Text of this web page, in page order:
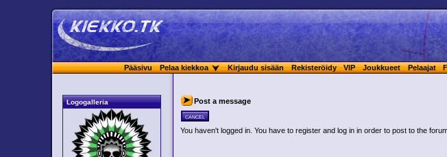
Pääsivu Pelaa kiekkoa Kirjaudu sisään Rekisteröidy VIP Joukkueet Pelaajat
Logogalleria
Post a message
cancel
You haven't logged in. You have to register and log in in order to post to the